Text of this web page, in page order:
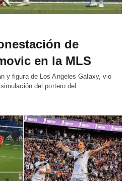
de
en la MLS
y figura de Los Angeles Galaxy, vio
del portero del…